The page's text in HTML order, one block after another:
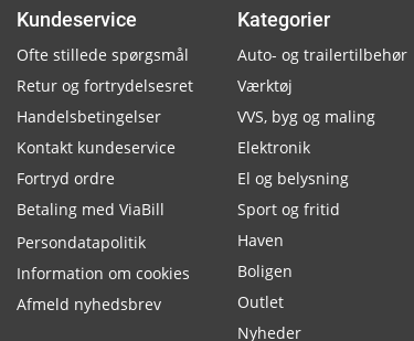
Kundeservice
Ofte stillede spørgsmål
Retur og fortrydelsesret
Handelsbetingelser
Kontakt kundeservice
Fortryd ordre
Betaling med ViaBill
Persondatapolitik
Information om cookies
Afmeld nyhedsbrev
Kategorier
Auto- og trailertilbehør
Værktøj
VVS, byg og maling
Elektronik
El og belysning
Sport og fritid
Haven
Boligen
Outlet
Nyheder